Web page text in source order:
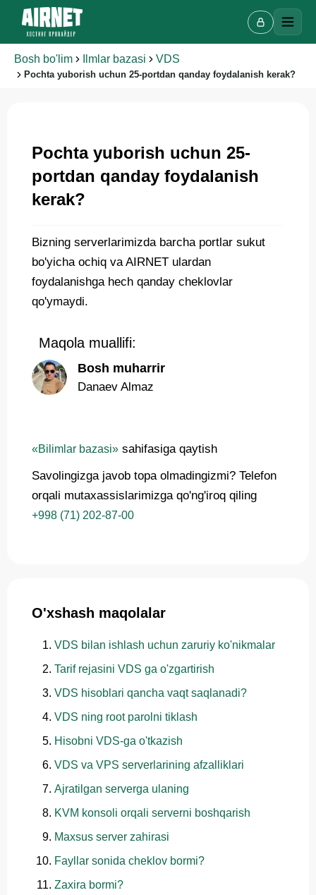
Bosh bo'lim Ilmlar bazasi VDS
Pochta yuborish uchun 25-portdan qanday foydalanish kerak?
Pochta yuborish uchun 25-
portdan qanday foydalanish
kerak?
Bizning serverlarimizda barcha portlar sukut
bo'yicha ochiq va AIRNET ulardan
foydalanishga hech qanday cheklovlar
qo'ymaydi.
Maqola muallifi:
Bosh muharrir
Danaev Almaz
«Bilimlar bazasi» sahifasiga qaytish
Savolingizga javob topa olmadingizmi? Telefon
orqali mutaxassislarimizga qo'ng'iroq qiling
+998 (71) 202-87-00
O'xshash maqolalar
VDS bilan ishlash uchun zaruriy ko'nikmalar
Tarif rejasini VDS ga o'zgartirish
VDS hisoblari qancha vaqt saqlanadi?
VDS ning root parolni tiklash
Hisobni VDS-ga o'tkazish
VDS va VPS serverlarining afzalliklari
Ajratilgan serverga ulaning
KVM konsoli orqali serverni boshqarish
Maxsus server zahirasi
Fayllar sonida cheklov bormi?
Zaxira bormi?
Onlayn · bir necha daqiqada javob beramiz
Telefon